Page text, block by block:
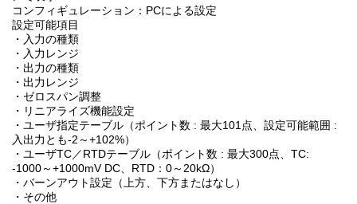
コンフィギュレーション：PCによる設定
設定可能項目
・入力の種類
・入力レンジ
・出力の種類
・出力レンジ
・ゼロスパン調整
・リニアライズ機能設定
・ユーザ指定テーブル（ポイント数 : 最大101点、設定可能範囲 :
入出力とも-2～+102%）
・ユーザTC／RTDテーブル（ポイント数 : 最大300点、TC:
-1000～+1000mV DC、RTD：0～20kΩ）
・バーンアウト設定（上方、下方またはなし）
・その他